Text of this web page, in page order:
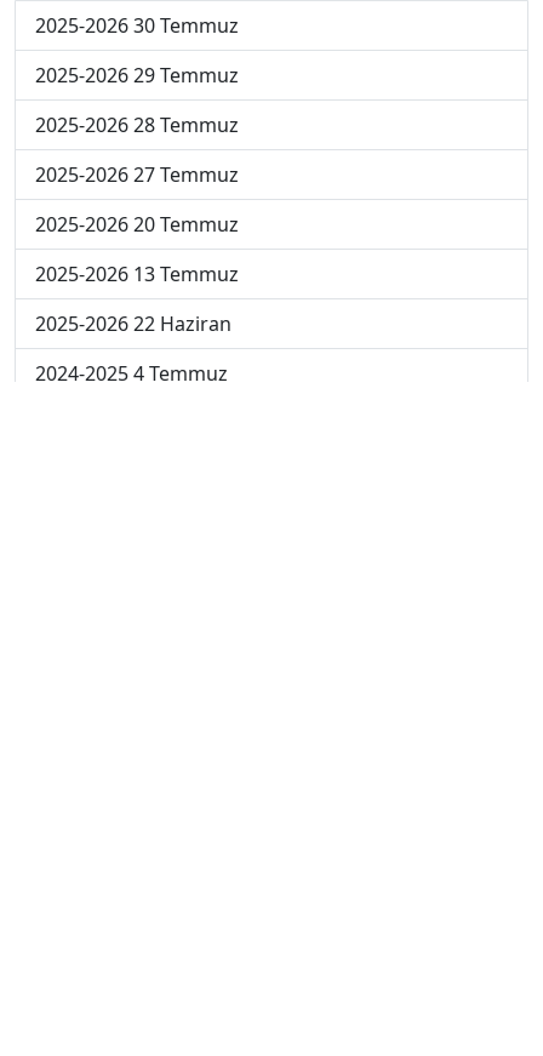
2025-2026 30 Temmuz
2025-2026 29 Temmuz
2025-2026 28 Temmuz
2025-2026 27 Temmuz
2025-2026 20 Temmuz
2025-2026 13 Temmuz
2025-2026 22 Haziran
2024-2025 4 Temmuz